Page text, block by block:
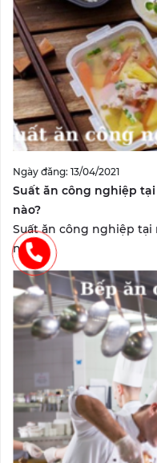
Ngày đăng: 13/04/2021
Suất ăn công nghiệp
nào?
Suất ăn công nghiệp
nha...